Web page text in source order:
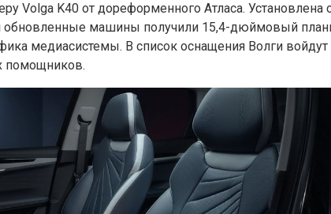
Volga K40 от дореформенного Атласа.
машины получили 15,4-дюймовый
медиасистемы. В список оснащения Волги
помощников.